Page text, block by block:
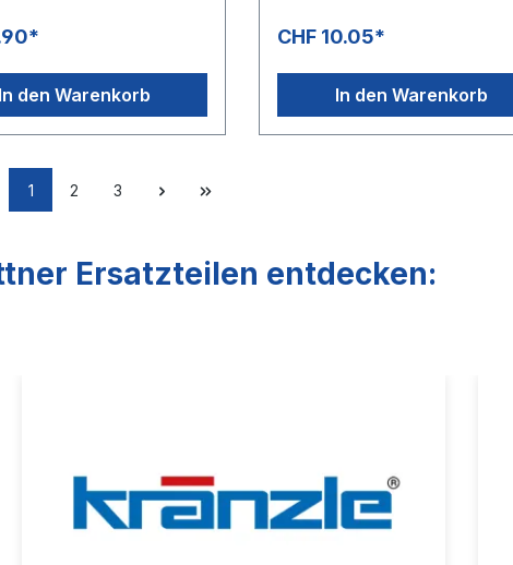
In den Warenkorb
CHF 10.05*
In den Warenkorb
1 2 3
Ersatzteilen entdecken: